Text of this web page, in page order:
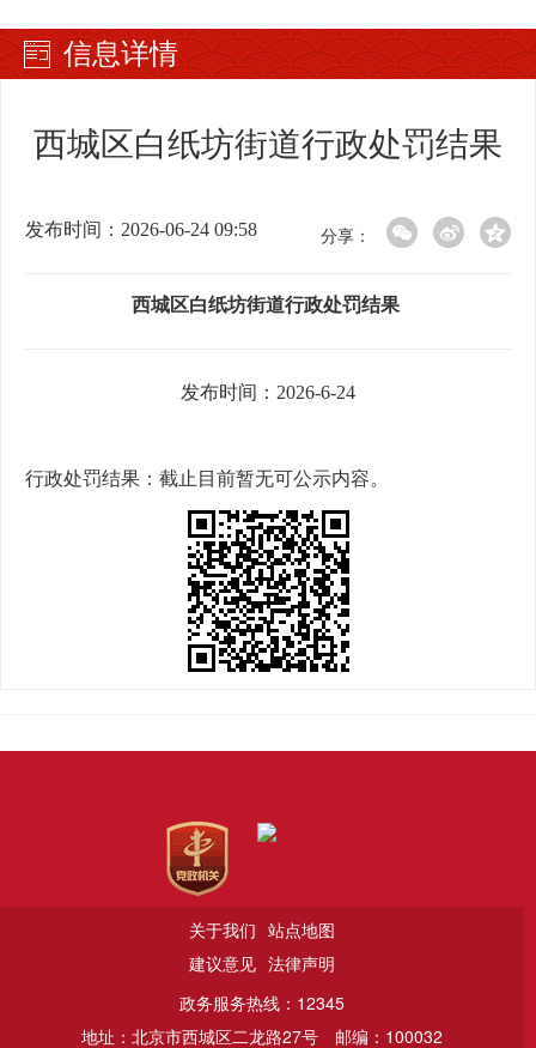
信息详情
西城区白纸坊街道行政处罚结果
发布时间：2026-06-24 09:58 分享：
西城区白纸坊街道行政处罚结果
发布时间：2026-6-24
行政处罚结果：截止目前暂无可公示内容。
关于我们 站点地图
建议意见 法律声明
政务服务热线：12345
地址：北京市西城区二龙路27号
邮编：100032